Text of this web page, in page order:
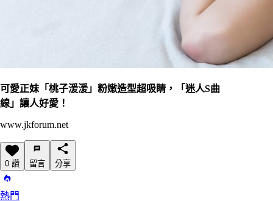
可愛正妹「桃子湲湲」粉嫩造型超吸睛，「迷人S曲
線」讓人好愛！
www.jkforum.net
0 讚 留言 分享
熱門